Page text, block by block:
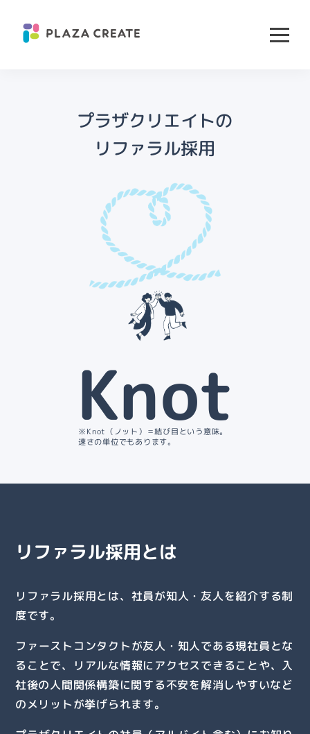
プラザクリエイトの
リファラル採用
Knot
※Knot（ノット）＝結び目という意味。
速さの単位でもあります。
リファラル採用とは
リファラル採用とは、 社員が知人・友人を紹介する制
度です。
ファーストコンタクトが友人・知人である現社員とな
ることで、 リアルな情報にアクセスできることや、 入
社後の人間関係構築に関する不安を解消しやすいなど
のメリットが挙げられます。